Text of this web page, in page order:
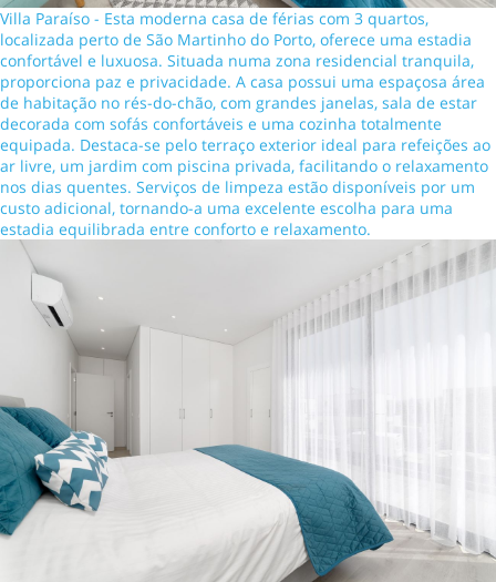
Villa Paraíso - Esta moderna casa de férias com 3 quartos,
localizada perto de São Martinho do Porto, oferece uma estadia
confortável e luxuosa. Situada numa zona residencial tranquila,
proporciona paz e privacidade. A casa possui uma espaçosa área
de habitação no rés-do-chão, com grandes janelas, sala de estar
decorada com sofás confortáveis e uma cozinha totalmente
equipada. Destaca-se pelo terraço exterior ideal para refeições ao
ar livre, um jardim com piscina privada, facilitando o relaxamento
nos dias quentes. Serviços de limpeza estão disponíveis por um
custo adicional, tornando-a uma excelente escolha para uma
estadia equilibrada entre conforto e relaxamento.